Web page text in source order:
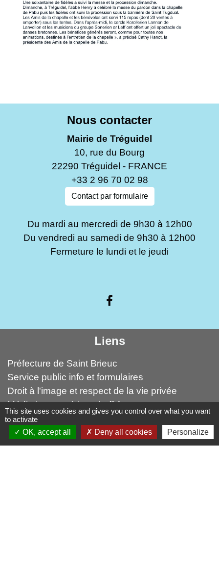
Nous contacter
Mairie de Tréguidel
10, rue du Bourg
22290 Tréguidel - FRANCE
+33 2 96 70 02 98
Contact par formulaire
Du mardi au mercredi de 9h30 à 12h00
Du vendredi au samedi de 9h30 à 12h00
Fermeture le lundi et le jeudi
Liens
Préfecture de Saint Brieuc
Service public info et formulaires
Droit à l'image et respect de la vie privée
Médiation numérique Leff Amor
Forum citoyen Leff Armor
autres liens
This site uses cookies and gives you control over what you want
to activate
OK, accept all
Deny all cookies Personalize